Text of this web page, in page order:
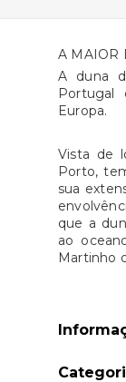
A MAIOR
A duna
Europa.
Vista de
Porto,
sua
que a
ao
Martinho